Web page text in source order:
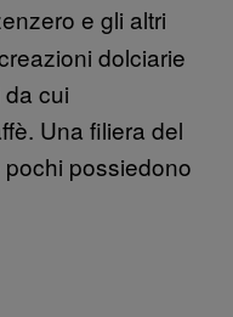
e gli altri
dolciarie
cui
Una filiera del
possiedono